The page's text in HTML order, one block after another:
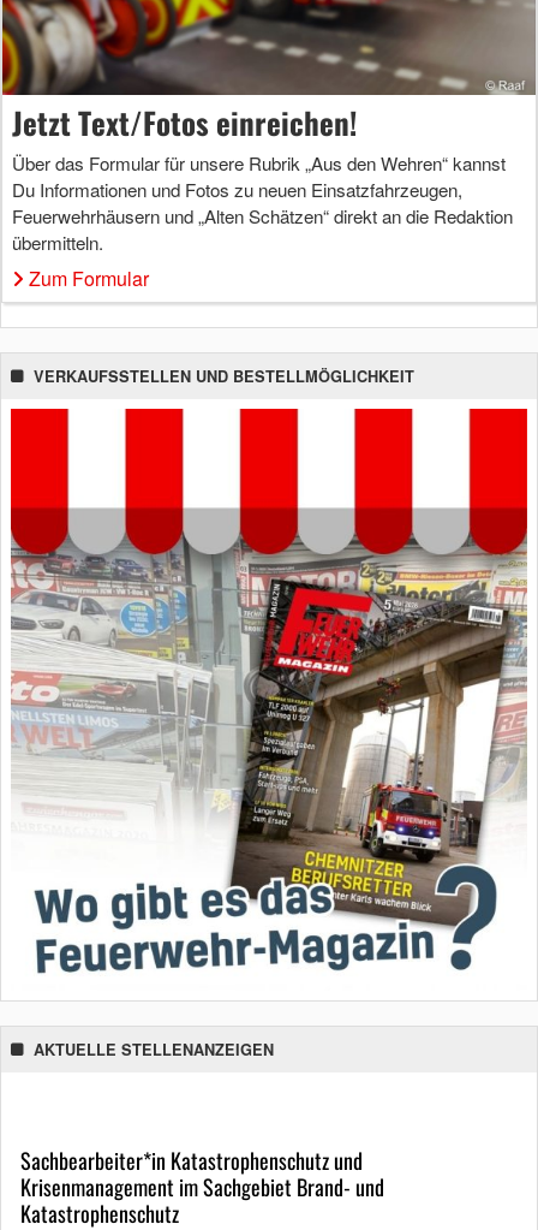
Jetzt Text/Fotos einreichen!
Über das Formular für unsere Rubrik „Aus den Wehren“ kannst
Du Informationen und Fotos zu neuen Einsatzfahrzeugen,
Feuerwehrhäusern und „Alten Schätzen“ direkt an die Redaktion
übermitteln.
Zum Formular
VERKAUFSSTELLEN UND BESTELLMÖGLICHKEIT
AKTUELLE STELLENANZEIGEN
Sachbearbeiter*in Katastrophenschutz und
Krisenmanagement im Sachgebiet Brand- und
Katastrophenschutz